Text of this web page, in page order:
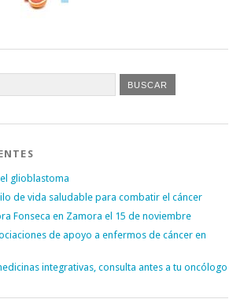
glioblastoma
de vida saludable para combatir el cáncer
Fonseca en Zamora el 15 de noviembre
de apoyo a enfermos de cáncer en
integrativas, consulta antes a tu oncólogo